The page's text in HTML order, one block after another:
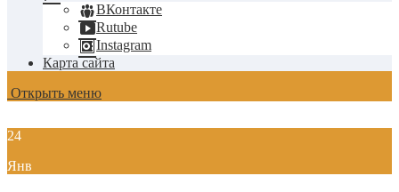
ВКонтакте
Rutube
Instagram
Карта сайта
Открыть меню
24
Янв